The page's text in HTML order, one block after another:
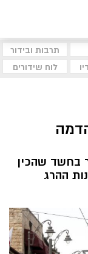
תרבות ובידור
לוח שידורים
בחשד שהכין
ההרג